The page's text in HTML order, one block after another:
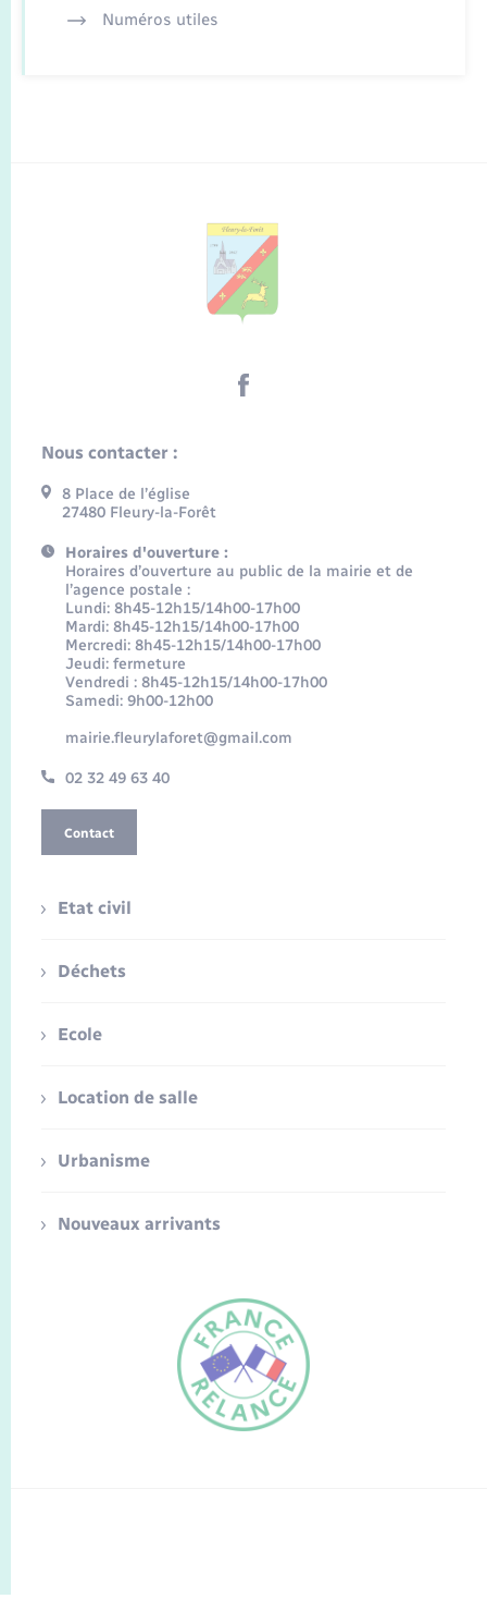
FR
Numéros utiles
Nous contacter :
8 Place de l’église
27480 Fleury-la-Forêt
Horaires d'ouverture :
Horaires d’ouverture au public de la mairie et de
l’agence postale :
Lundi: 8h45-12h15/14h00-17h00
Mardi: 8h45-12h15/14h00-17h00
Mercredi: 8h45-12h15/14h00-17h00
Jeudi: fermeture
Vendredi : 8h45-12h15/14h00-17h00
Samedi: 9h00-12h00
mairie.fleurylaforet@gmail.com
02 32 49 63 40
Contact
Etat civil
Déchets
Ecole
Location de salle
Urbanisme
Nouveaux arrivants